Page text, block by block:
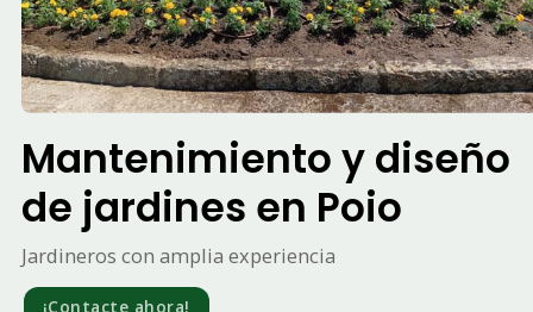
Contacto
676 603 600 Whatsapp
Mantenimiento y diseño
de jardines en Poio
Jardineros con amplia experiencia
¡Contacte ahora!